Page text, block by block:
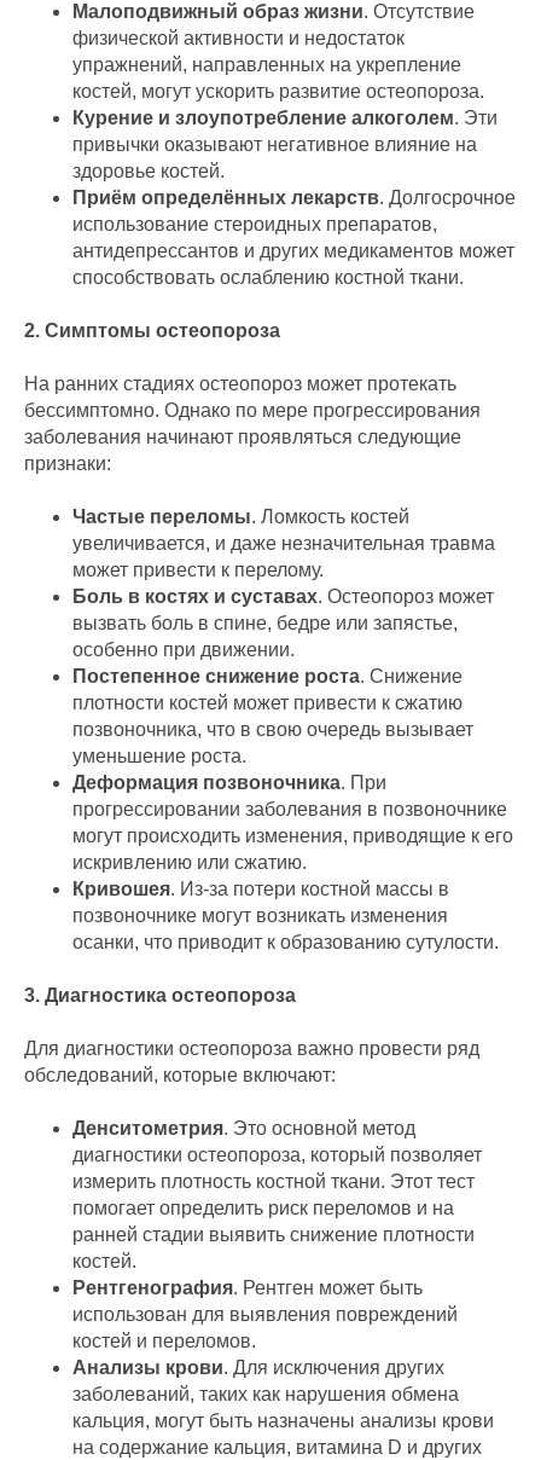
Малоподвижный образ жизни. Отсутствие
физической активности и недостаток
упражнений, направленных на укрепление
костей, могут ускорить развитие остеопороза.
Курение и злоупотребление алкоголем. Эти
привычки оказывают негативное влияние на
здоровье костей.
Приём определённых лекарств. Долгосрочное
использование стероидных препаратов,
антидепрессантов и других медикаментов может
способствовать ослаблению костной ткани.
2. Симптомы остеопороза
На ранних стадиях остеопороз может протекать
бессимптомно. Однако по мере прогрессирования
заболевания начинают проявляться следующие
признаки:
Частые переломы. Ломкость костей
увеличивается, и даже незначительная травма
может привести к перелому.
Боль в костях и суставах. Остеопороз может
вызвать боль в спине, бедре или запястье,
особенно при движении.
Постепенное снижение роста. Снижение
плотности костей может привести к сжатию
позвоночника, что в свою очередь вызывает
уменьшение роста.
Деформация позвоночника. При
прогрессировании заболевания в позвоночнике
могут происходить изменения, приводящие к его
искривлению или сжатию.
Кривошея. Из-за потери костной массы в
позвоночнике могут возникать изменения
осанки, что приводит к образованию сутулости.
3. Диагностика остеопороза
Для диагностики остеопороза важно провести ряд
обследований, которые включают:
Денситометрия. Это основной метод
диагностики остеопороза, который позволяет
измерить плотность костной ткани. Этот тест
помогает определить риск переломов и на
ранней стадии выявить снижение плотности
костей.
Рентгенография. Рентген может быть
использован для выявления повреждений
костей и переломов.
Анализы крови. Для исключения других
заболеваний, таких как нарушения обмена
кальция, могут быть назначены анализы крови
на содержание кальция, витамина D и других